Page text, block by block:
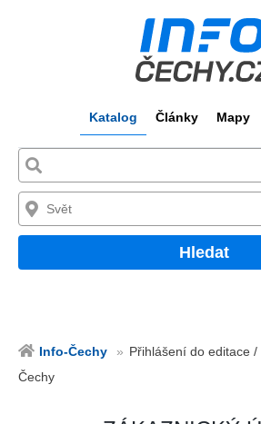
Katalog Články Mapy
Hledat
Info-Čechy
Přihlášení do editace
Čechy